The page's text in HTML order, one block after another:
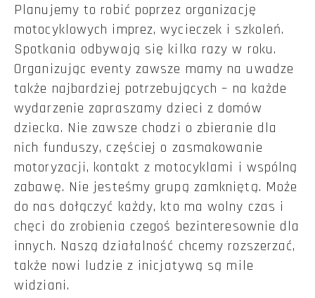
Planujemy to robić poprzez organizację
motocyklowych imprez, wycieczek i szkoleń.
Spotkania odbywają się kilka razy w roku.
Organizując eventy zawsze mamy na uwadze
także najbardziej potrzebujących – na każde
wydarzenie zapraszamy dzieci z domów
dziecka. Nie zawsze chodzi o zbieranie dla
nich funduszy, częściej o zasmakowanie
motoryzacji, kontakt z motocyklami i wspólną
zabawę. Nie jesteśmy grupą zamkniętą. Może
do nas dołączyć każdy, kto ma wolny czas i
chęci do zrobienia czegoś bezinteresownie dla
innych. Naszą działalność chcemy rozszerzać,
także nowi ludzie z inicjatywą są mile
widziani.